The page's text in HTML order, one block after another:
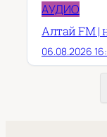
АУДИО
Алтай FM |
06.08.2026